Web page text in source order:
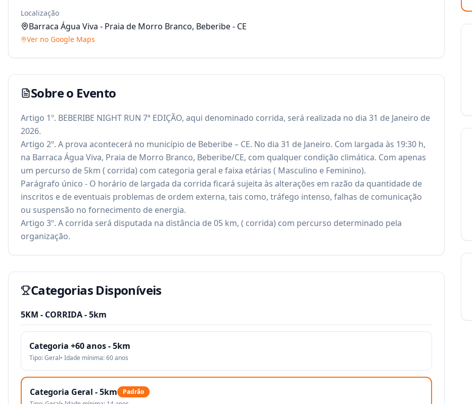
Localização
Barraca Água Viva - Praia de Morro Branco, Beberibe- CE
Ver no Google Maps
Sobre o Evento
Artigo 1º. BEBERIBE NIGHT RUN 7ª EDIÇÃO, aqui denominado corrida, será realizada no dia 31 de Janeiro de
2026.
Artigo 2º. A prova acontecerá no município de Beberibe – CE. No dia 31 de Janeiro. Com largada às 19:30 h,
na Barraca Água Viva, Praia de Morro Branco, Beberibe/CE, com qualquer condição climática. Com apenas
um percurso de 5km ( corrida) com categoria geral e faixa etárias ( Masculino e Feminino).
Parágrafo único - O horário de largada da corrida ficará sujeita às alterações em razão da quantidade de
inscritos e de eventuais problemas de ordem externa, tais como, tráfego intenso, falhas de comunicação
ou suspensão no fornecimento de energia.
Artigo 3º. A corrida será disputada na distância de 05 km, ( corrida) com percurso determinado pela
organização.
Categorias Disponíveis
5KM - CORRIDA- 5km
Categoria +60 anos - 5km
Tipo:Geral• Idade mínima:60anos
Categoria Geral - 5km
Padrão